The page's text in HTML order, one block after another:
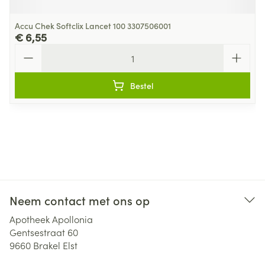
Accu Chek Softclix Lancet 100 3307506001
€ 6,55
Bestel
Neem contact met ons op
Apotheek Apollonia
Gentsestraat 60
9660 Brakel Elst